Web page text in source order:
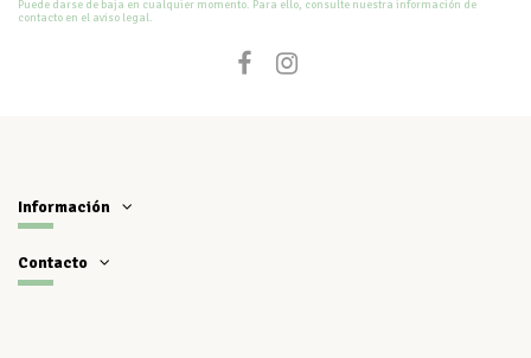
Puede darse de baja en cualquier momento. Para ello, consulte nuestra información de
contacto en el aviso legal.
Información
Contacto